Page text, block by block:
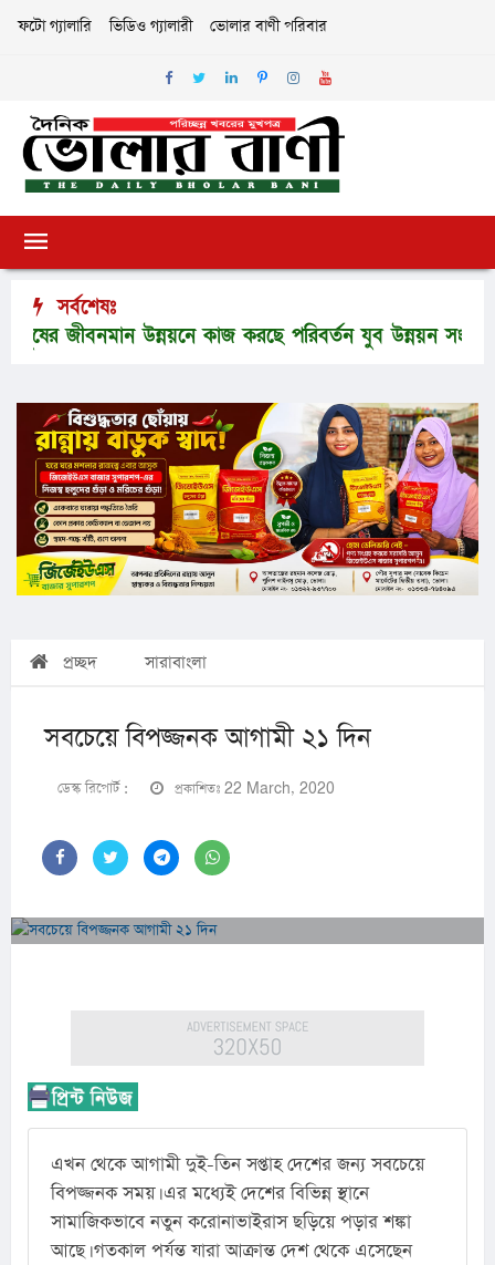
ফটো গ্যালারি ভিডিও গ্যালারী ভোলার বাণী পরিবার
সর্বশেষঃ
জীবনমান উন্নয়নে কাজ করছে পরিবর্তন যুব উন্নয়ন সংস্থা
প্রচ্ছদ সারাবাংলা
সবচেয়ে বিপজ্জনক আগামী ২১ দিন
ডেস্ক রিপোর্ট : প্রকাশিতঃ 22 March, 2020
এখন থেকে আগামী দুই-তিন সপ্তাহ দেশের জন্য সবচেয়ে
বিপজ্জনক সময়। এর মধ্যেই দেশের বিভিন্ন স্থানে
সামাজিকভাবে নতুন করোনাভাইরাস ছড়িয়ে পড়ার শঙ্কা
আছে। গতকাল পর্যন্ত যারা আক্রান্ত দেশ থেকে এসেছেন